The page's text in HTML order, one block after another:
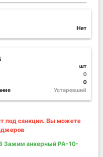
Нет
шт
0
0
Устаревший
под санкции. Вы можете
Зажим анкерный PA-10-